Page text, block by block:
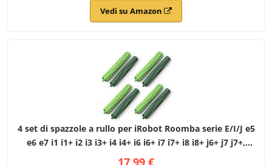
Vedi su Amazon
4 set di spazzole a rullo per iRobot Roomba serie E/I/J e5
e6 e7 i1 i1+ i2 i3 i3+ i4 i4+ i6 i6+ i7 i7+ i8 i8+ j6+ j7 j7+,
combo i5 i5+ j5 j5+ aspirapolvere, ricambi per iRobot
17,99 €